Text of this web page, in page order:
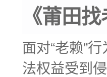
《莆田
面对“老赖”
法权益受到